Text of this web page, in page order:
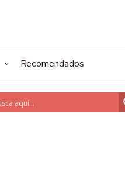
Recomendados